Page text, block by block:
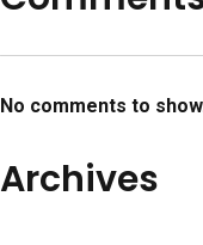
No comments to
Archives